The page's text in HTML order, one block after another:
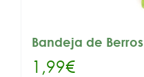
Bandeja de Berros
1,99€